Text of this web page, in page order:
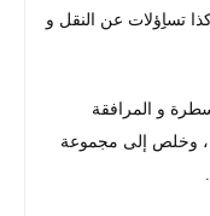
تساِِؤلات عن النقل و
و المرافقة
، وخلص إلى مجموعة